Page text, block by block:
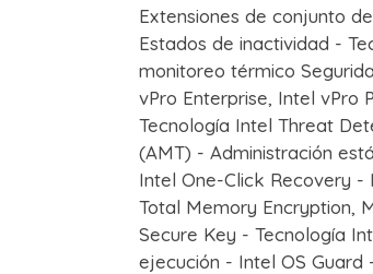
Extensiones de conjunto de
Estados de inactividad -
monitoreo térmico
vPro Enterprise, Intel vPro
Tecnología Intel Threat
(AMT) - Administración
Intel One-Click Recovery
Total Memory Encryption,
Secure Key - Tecnología
ejecución - Intel OS